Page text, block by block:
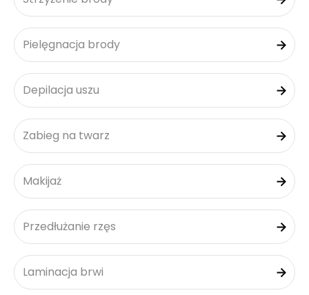
Pielęgnacja brody
Depilacja uszu
Zabieg na twarz
Makijaż
Przedłużanie rzęs
Laminacja brwi